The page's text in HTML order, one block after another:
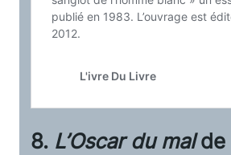
8. L’Oscar du malde